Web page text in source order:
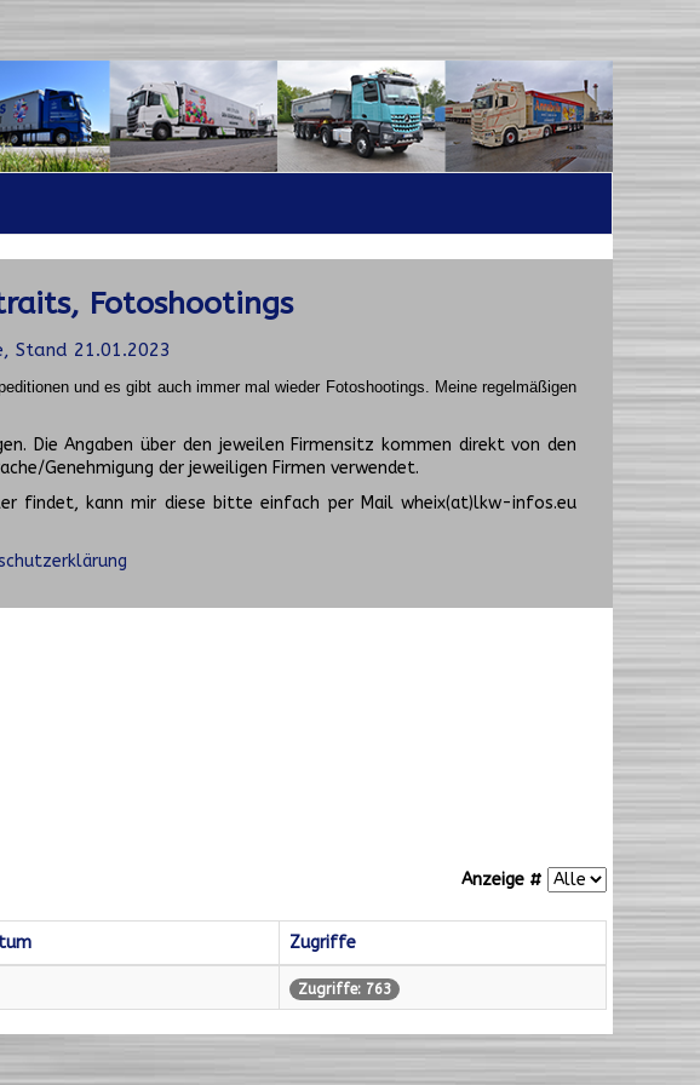
Fotoshootings
Stand 21.01.2023
und es gibt auch immer mal wieder Fotoshootings. Meine regelmäßigen
Die Angaben über den jeweilen Firmensitz kommen direkt von den
Genehmigung der jeweiligen Firmen verwendet.
findet, kann mir diese bitte einfach per Mail wheix(at)lkw-infos.eu
Anzeige #
Zugriffe
Zugriffe: 763